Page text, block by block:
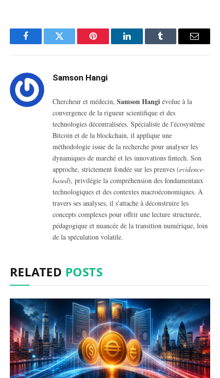
FacebookTwitter Pinterest LinkedInTumblr Email
Samson Hangi
Chercheur et médecin, Samson Hangi évolue à la
convergence de la rigueur scientifique et des
technologies décentralisées. Spécialiste de l'écosystème
Bitcoin et de la blockchain, il applique une
méthodologie issue de la recherche pour analyser les
dynamiques de marché et les innovations fintech. Son
approche, strictement fondée sur les preuves (evidence-
based), privilégie la compréhension des fondamentaux
technologiques et des contextes macroéconomiques. À
travers ses analyses, il s'attache à déconstruire les
concepts complexes pour offrir une lecture structurée,
pédagogique et nuancée de la transition numérique, loin
de la spéculation volatile.
RELATED POSTS